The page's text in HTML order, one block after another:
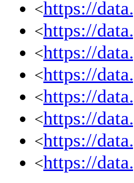
<https://
<https://
<https://
<https://
<https://
<https://
<https://
<https://